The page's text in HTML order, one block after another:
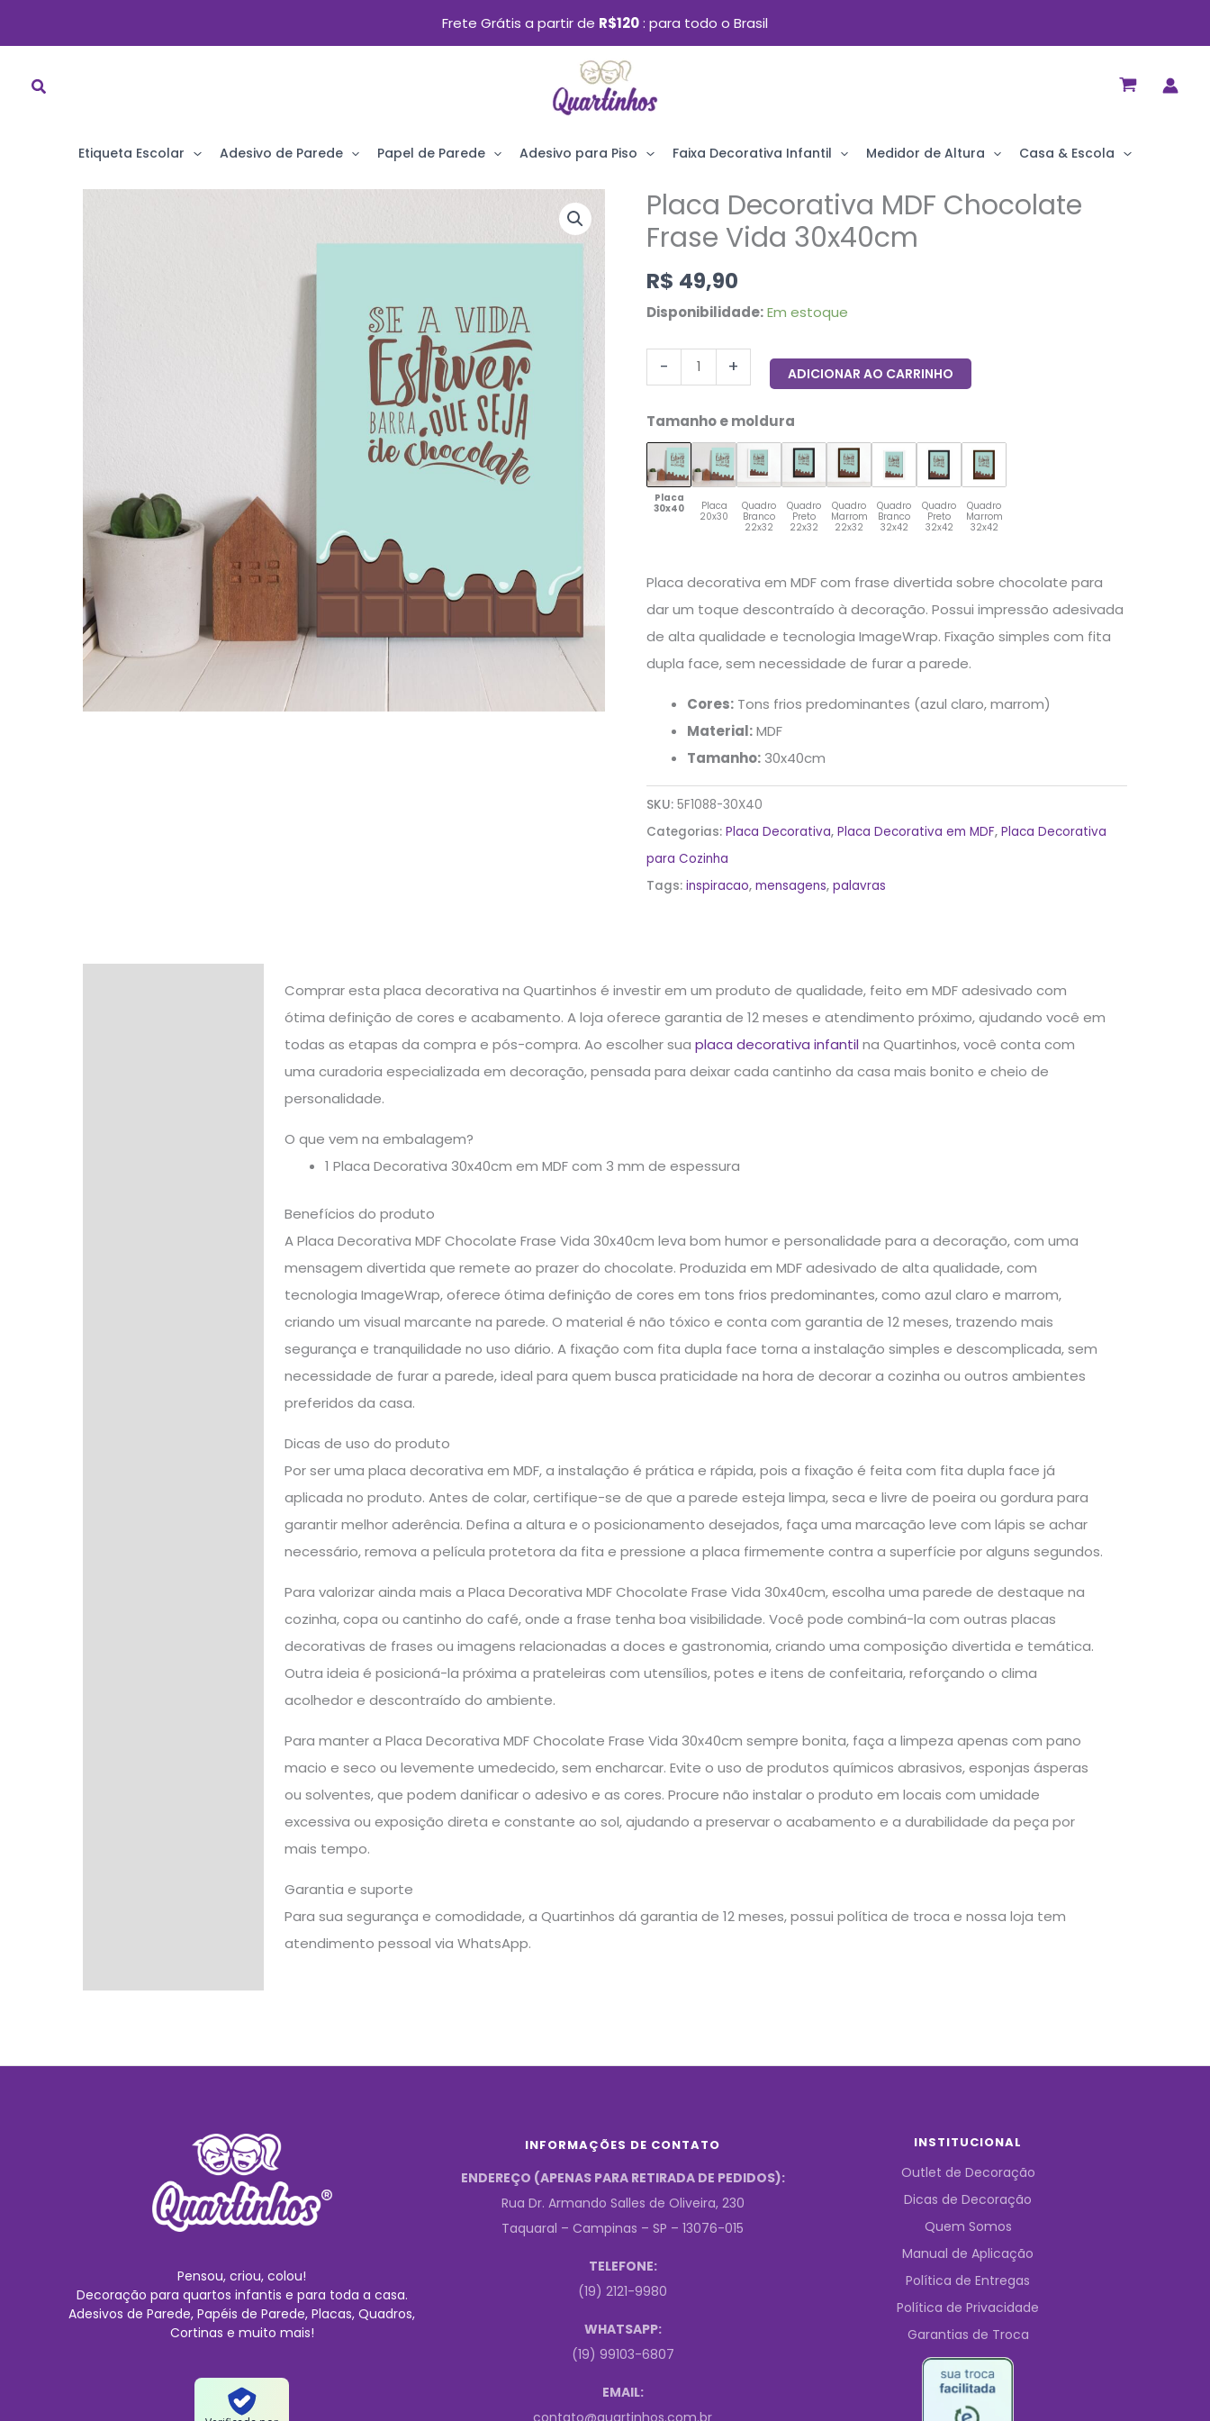
Ir
Frete Grátis a partir de R$120 para todo o Brasil
Etiqueta Escolar Adesivo de Parede Papel de Parede Adesivo para Piso Faixa Decorativa Infantil Medidor de Altura Casa & Escola
Placa Decorativa MDF Chocolate
Frase Vida 30x40cm
R$ 49,90
Disponibilidade: Em estoque
-
Placa
Decorativa
Chocolate
Frase
30x40cm
quantidade
+ ADICIONAR AO CARRINHO
Tamanho e moldura
Placa
30x40
Placa
20x30
Quadro
Branco
22x32
Quadro
Preto
22x32
Quadro
Marrom
22x32
Quadro
Branco
32x42
Quadro
Preto
32x42
Quadro
Marrom
32x42
Placa decorativa em MDF com frase divertida sobre chocolate para
dar um toque descontraído à decoração. Possui impressão adesivada
de alta qualidade e tecnologia ImageWrap. Fixação simples com fita
dupla face, sem necessidade de furar a parede.
Cores: Tons frios predominantes (azul claro, marrom)
Material:MDF
Tamanho: 30x40cm
SKU:5F1088-30X40
Categorias:Placa Decorativa,Placa Decorativa em MDF,Placa Decorativa
para Cozinha
Tags:inspiracao,mensagens,palavras
Comprar esta placa decorativa na Quartinhos é investir em um produto de qualidade, feito em MDF adesivado com
ótima definição de cores e acabamento. A loja oferece garantia de 12 meses e atendimento próximo, ajudando você em
todas as etapas da compra e pós-compra. Ao escolher sua placa decorativa infantil na Quartinhos, você conta com
uma curadoria especializada em decoração, pensada para deixar cada cantinho da casa mais bonito e cheio de
personalidade.
O que vem na embalagem?
1 Placa Decorativa 30x40cm em MDF com 3 mm de espessura
Benefícios do produto
A Placa Decorativa MDF Chocolate Frase Vida 30x40cm leva bom humor e personalidade para a decoração, com uma
mensagem divertida que remete ao prazer do chocolate. Produzida em MDF adesivado de alta qualidade, com
tecnologia ImageWrap, oferece ótima definição de cores em tons frios predominantes, como azul claro e marrom,
criando um visual marcante na parede. O material é não tóxico e conta com garantia de 12 meses, trazendo mais
segurança e tranquilidade no uso diário. A fixação com fita dupla face torna a instalação simples e descomplicada, sem
necessidade de furar a parede, ideal para quem busca praticidade na hora de decorar a cozinha ou outros ambientes
preferidos da casa.
Dicas de uso do produto
Por ser uma placa decorativa em MDF, a instalação é prática e rápida, pois a fixação é feita com fita dupla face já
aplicada no produto. Antes de colar, certifique-se de que a parede esteja limpa, seca e livre de poeira ou gordura para
garantir melhor aderência. Defina a altura e o posicionamento desejados, faça uma marcação leve com lápis se achar
necessário, remova a película protetora da fita e pressione a placa firmemente contra a superfície por alguns segundos.
Para valorizar ainda mais a Placa Decorativa MDF Chocolate Frase Vida 30x40cm, escolha uma parede de destaque na
cozinha, copa ou cantinho do café, onde a frase tenha boa visibilidade. Você pode combiná-la com outras placas
decorativas de frases ou imagens relacionadas a doces e gastronomia, criando uma composição divertida e temática.
Outra ideia é posicioná-la próxima a prateleiras com utensílios, potes e itens de confeitaria, reforçando o clima
acolhedor e descontraído do ambiente.
Para manter a Placa Decorativa MDF Chocolate Frase Vida 30x40cm sempre bonita, faça a limpeza apenas com pano
macio e seco ou levemente umedecido, sem encharcar. Evite o uso de produtos químicos abrasivos, esponjas ásperas
ou solventes, que podem danificar o adesivo e as cores. Procure não instalar o produto em locais com umidade
excessiva ou exposição direta e constante ao sol, ajudando a preservar o acabamento e a durabilidade da peça por
mais tempo.
Garantia e suporte
Para sua segurança e comodidade, a Quartinhos dá garantia de 12 meses, possui política de troca e nossa loja tem
atendimento pessoal via WhatsApp.
Pensou, criou, colou!
Decoração para quartos infantis e para toda a casa.
Adesivos de Parede, Papéis de Parede, Placas, Quadros,
Cortinas e muito mais!
INFORMAÇÕES DE CONTATO
ENDEREÇO (APENAS PARA RETIRADA DE PEDIDOS):
Rua Dr. Armando Salles de Oliveira, 230
Taquaral – Campinas – SP – 13076-015
TELEFONE:
(19) 2121-9980
WHATSAPP:
(19) 99103-6807
EMAIL:
contato@quartinhos.com.br
INSTITUCIONAL
Outlet de Decoração
Dicas de Decoração
Quem Somos
Manual de Aplicação
Política de Entregas
Política de Privacidade
Garantias de Troca